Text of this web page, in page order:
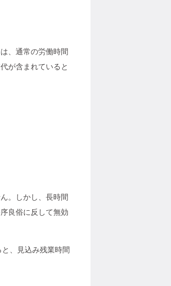
、通常の労働時間
が含まれていると
。しかし、長時間
良俗に反して無効
、見込み残業時間